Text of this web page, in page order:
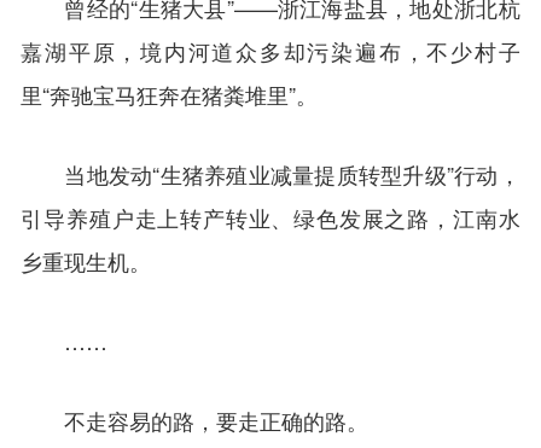
曾经的“生猪大县”——浙江海盐县，地处浙北杭
嘉湖平原，境内河道众多却污染遍布，不少村子
里“奔驰宝马狂奔在猪粪堆里”。
当地发动“生猪养殖业减量提质转型升级”行动，
引导养殖户走上转产转业、绿色发展之路，江南水
乡重现生机。
……
不走容易的路，要走正确的路。